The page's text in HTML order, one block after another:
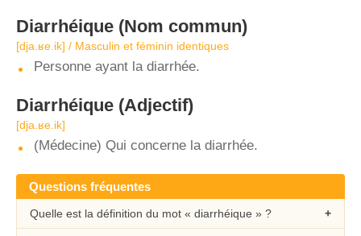
Diarrhéique (Nom commun)
[dja.ʁe.ik] / Masculin et féminin identiques
Personne ayant la diarrhée.
Diarrhéique (Adjectif)
[dja.ʁe.ik]
(Médecine) Qui concerne la diarrhée.
Questions fréquentes
Quelle est la définition du mot « diarrhéique » ?